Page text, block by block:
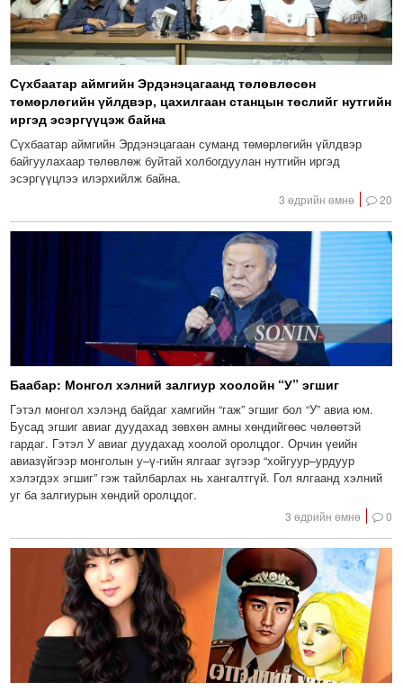
Сүхбаатар аймгийн Эрдэнэцагаанд төлөвлөсөн
төмөрлөгийн үйлдвэр, цахилгаан станцын төслийг нутгийн
иргэд эсэргүүцэж байна
Сүхбаатар аймгийн Эрдэнэцагаан суманд төмөрлөгийн үйлдвэр
байгуулахаар төлөвлөж буйтай холбогдуулан нутгийн иргэд
эсэргүүцлээ илэрхийлж байна.
3 өдрийн өмнө 20
Баабар: Монгол хэлний залгиур хоолойн “У” эгшиг
Гэтэл монгол хэлэнд байдаг хамгийн “гаж” эгшиг бол “У” авиа юм.
Бусад эгшиг авиаг дуудахад зөвхөн амны хөндийгөөс чөлөөтэй
гардаг. Гэтэл У авиаг дуудахад хоолой оролцдог. Орчин үеийн
авиазүйгээр монголын у–ү-гийн ялгааг зүгээр “хойгуур–урдуур
хэлэгдэх эгшиг” гэж тайлбарлах нь хангалтгүй. Гол ялгаанд хэлний
уг ба залгиурын хөндий оролцдог.
3 өдрийн өмнө 0